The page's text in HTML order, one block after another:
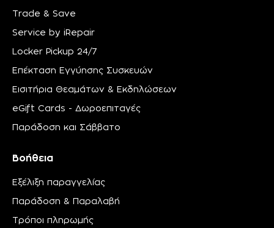
Trade & Save
Service by iRepair
Locker Pickup 24/7
Επέκταση Εγγύησης Συσκευών
Εισιτήρια Θεαμάτων & Εκδηλώσεων
eGift Cards - Δωροεπιταγές
Παράδοση και Σάββατο
Βοήθεια
Εξέλιξη παραγγελίας
Παράδοση & Παραλαβή
Τρόποι πληρωμής